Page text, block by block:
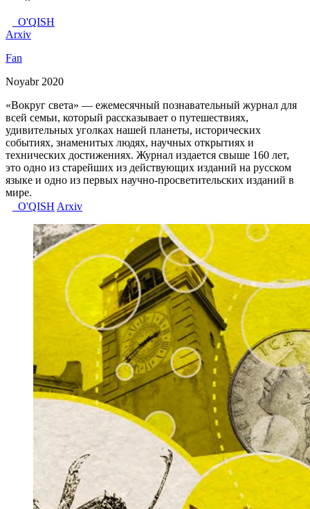
O'QISH
Arxiv
Fan
Noyabr 2020
«Вокруг света» — ежемесячный познавательный журнал для
всей семьи, который рассказывает о путешествиях,
удивительных уголках нашей планеты, исторических
событиях, знаменитых людях, научных открытиях и
технических достижениях. Журнал издается свыше 160 лет,
это одно из старейших из действующих изданий на русском
языке и одно из первых научно-просветительских изданий в
мире.
O'QISH Arxiv